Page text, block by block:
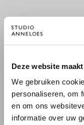
Deze website
We gebruiken
personaliseren, om
en om ons
informatie over uw
XXS
PASSENDE
ANNELOES
Es scheint, dass du